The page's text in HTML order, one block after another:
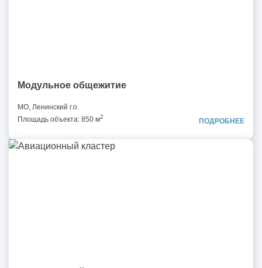
Модульное общежитие
МО, Ленинский г.о.
Площадь объекта: 850 м2
ПОДРОБНЕЕ